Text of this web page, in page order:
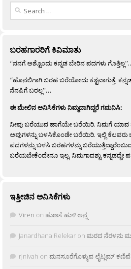
Search
ಬರಹಗಾರರಿಗೆ ಕಿವಿಮಾತು
“ನನಗೆ ಅಶ್ಟೊಂದು ಕನ್ನಡ ಬೇರಿನ ಪದಗಳು
“ಹೊನಲಿಗಾಗಿ ಬರಹ ಬರೆಯೋದು ಕಶ್ಟವಾಗುತ್ತೆ.
ನೆನಪಿಗೆ ಬರಲ್ಲ”…
ಈ ಮೇಲಿನ ಅನಿಸಿಕೆಗಳು ನಿಮ್ಮದಾಗಿದ್ದರೆ ಗಮನಿಸಿ:
ನೀವು ಬರೆಯುವ ಹಾಗೆಯೇ ಬರೆಯಿರಿ. ನಿಮಗೆ ಯಾವ
ಅವುಗಳನ್ನು ಬಳಸಿಕೊಂಡೇ ಬರೆಯಿರಿ. ಇಲ್ಲಿ ಕೆಲವರು
ಪದಗಳನ್ನು ಬಳಸಿ ಬರಹಗಳನ್ನು
ಬರೆಯಬೇಕೆಂದೇನೂ ಇಲ್ಲ. ನಿಮಗಾದಶ್ಟು ಕನ್ನಡದ್ದೇ
ಇತ್ತೀಚಿನ ಅನಿಸಿಕೆಗಳು
Viren on ಹುಣಸೆ ಹುಳಿ ಅನ್ನ
Janardhana Relekar on ಮರದ ನೆರಳನು
rjnivah on ಮನಸೂರೆಗೊಳ್ಳುವ ಲೈಟ್ಲಮ್ ಕಣಿವೆ